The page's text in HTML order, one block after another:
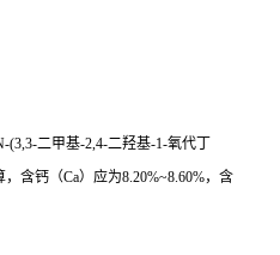
二甲基-2,4-二羟基-1-氧代丁
含钙（Ca）应为8.20%~8.60%，含